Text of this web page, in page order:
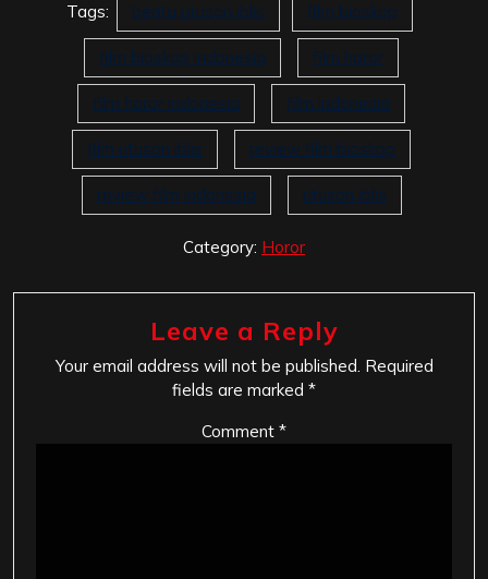
Tags: berita utusan iblis film bioskop
film bioskop indonesia film horor
film horor indonesia film indonesia
film utusan iblis review film bioskop
review film indonesia utusan iblis
Category: Horor
Leave a Reply
Your email address will not be published. Required
fields are marked *
Comment *